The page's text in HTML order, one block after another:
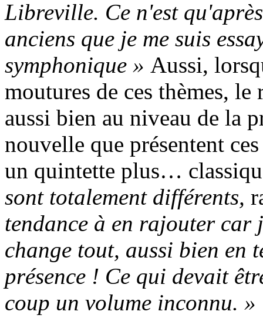
Libreville. Ce n'est
anciens que je me suis
symphonique » Aussi,
moutures de ces thèmes,
aussi bien au niveau de la
nouvelle que présentent
un quintette plus…
sont totalement différents,
tendance à en rajouter car
change tout, aussi bien en
présence ! Ce qui devait
coup un volume inconnu. »